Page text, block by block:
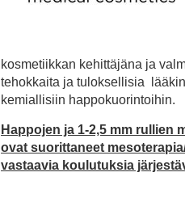
kosmetiikkan kehittäjäna ja
tehokkaita ja tuloksellisia
kemiallisiin happokuorintoihin.
Happojen ja 1-2,5 mm rullien
ovat suorittaneet
vastaavia koulutuksia